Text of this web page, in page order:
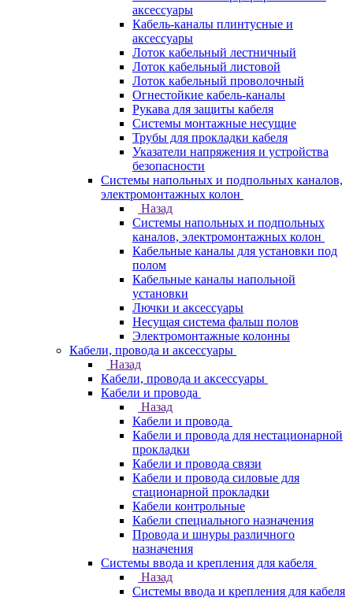
аксессуары
Кабель-каналы плинтусные и
аксессуары
Лоток кабельный лестничный
Лоток кабельный листовой
Лоток кабельный проволочный
Огнестойкие кабель-каналы
Рукава для защиты кабеля
Системы монтажные несущие
Трубы для прокладки кабеля
Указатели напряжения и устройства
безопасности
Системы напольных и подпольных каналов,
электромонтажных колон
Назад
Системы напольных и подпольных
каналов, электромонтажных колон
Кабельные каналы для установки под
полом
Кабельные каналы напольной
установки
Лючки и аксессуары
Несущая система фальш полов
Электромонтажные колонны
Кабели, провода и аксессуары
Назад
Кабели, провода и аксессуары
Кабели и провода
Назад
Кабели и провода
Кабели и провода для нестационарной
прокладки
Кабели и провода связи
Кабели и провода силовые для
стационарной прокладки
Кабели контрольные
Кабели специального назначения
Провода и шнуры различного
назначения
Системы ввода и крепления для кабеля
Назад
Системы ввода и крепления для кабеля